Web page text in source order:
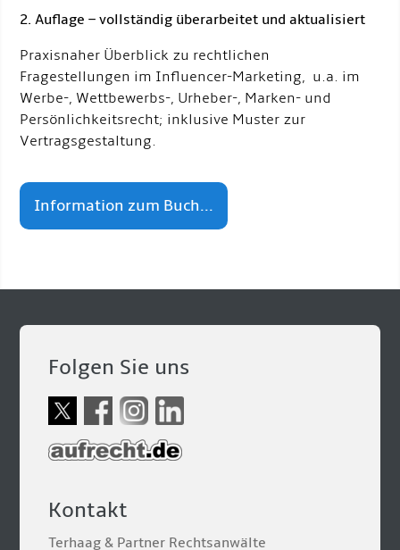
2. Auflage – vollständig überarbeitet und aktualisiert
Praxisnaher Überblick zu rechtlichen
Fragestellungen im Influencer-Marketing, u.a. im
Werbe-, Wettbewerbs-, Urheber-, Marken- und
Persönlichkeitsrecht; inklusive Muster zur
Vertragsgestaltung.
Information zum Buch...
Folgen Sie uns
Kontakt
Terhaag & Partner Rechtsanwälte